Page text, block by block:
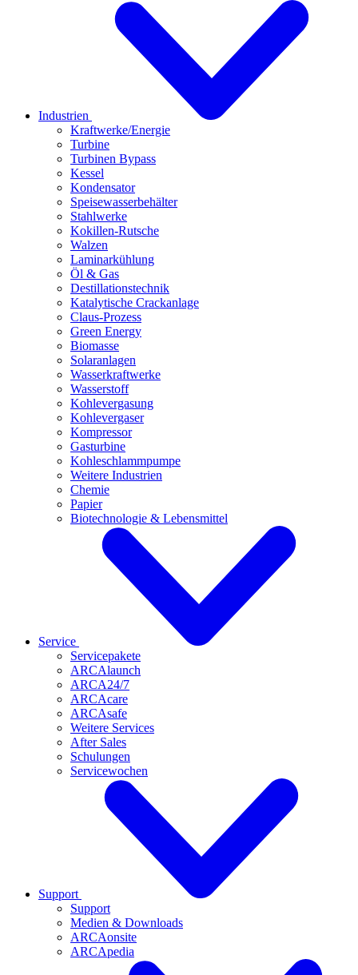
Industrien
Kraftwerke/Energie
Turbine
Turbinen Bypass
Kessel
Kondensator
Speisewasserbehälter
Stahlwerke
Kokillen-Rutsche
Walzen
Laminarkühlung
Öl & Gas
Destillationstechnik
Katalytische Crackanlage
Claus-Prozess
Green Energy
Biomasse
Solaranlagen
Wasserkraftwerke
Wasserstoff
Kohlevergasung
Kohlevergaser
Kompressor
Gasturbine
Kohleschlammpumpe
Weitere Industrien
Chemie
Papier
Biotechnologie & Lebensmittel
Service
Servicepakete
ARCAlaunch
ARCA24/7
ARCAcare
ARCAsafe
Weitere Services
After Sales
Schulungen
Servicewochen
Support
Support
Medien & Downloads
ARCAonsite
ARCApedia